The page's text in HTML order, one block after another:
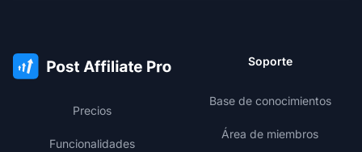
Precios
Funcionalidades
Soporte
Base de conocimientos
Área de miembros